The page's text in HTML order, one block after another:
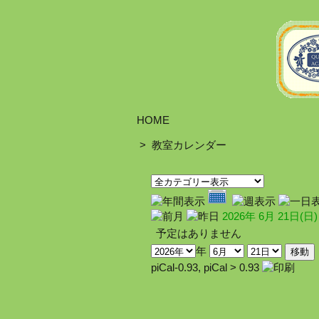
HOME
> 教室カレンダー
2026年 6月 21日(日)
予定はありません
年
piCal-0.93, piCal > 0.93